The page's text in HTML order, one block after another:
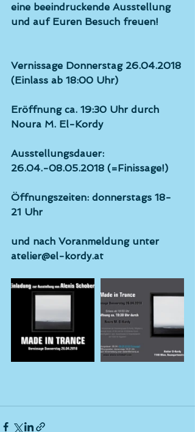
eine beeindruckende Ausstellung
und auf Euren Besuch freuen!
Vernissage Donnerstag 26.04.2018
(Einlass ab 18:00 Uhr)
Eröffnung ca. 19:30 Uhr durch
Noura M. El-Kordy
Ausstellungsdauer:
26.04.-08.05.2018 (=Finissage!)
Öffnungszeiten: donnerstags 18-
21 Uhr
und nach Voranmeldung unter
atelier@el-kordy.at